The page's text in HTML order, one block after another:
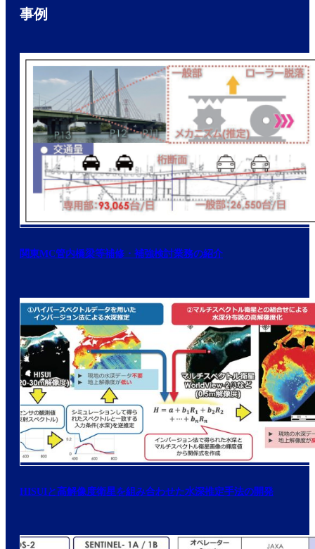
事例
関東MC管内橋梁等補修・補強検討業務の紹介
HISUIと高解像度衛星を組み合わせた水深推定手法の開発